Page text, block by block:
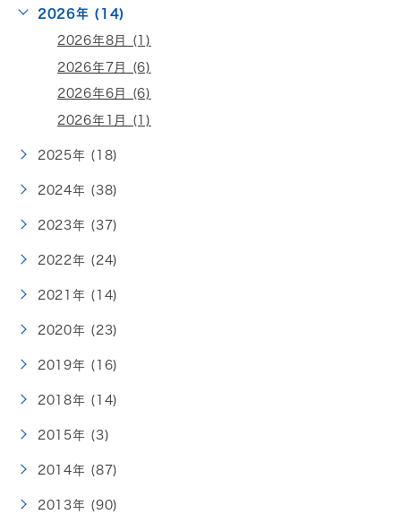
2026年 (14)
2026年8月 (1)
2026年7月 (6)
2026年6月 (6)
2026年1月 (1)
2025年 (18)
2024年 (38)
2023年 (37)
2022年 (24)
2021年 (14)
2020年 (23)
2019年 (16)
2018年 (14)
2015年 (3)
2014年 (87)
2013年 (90)